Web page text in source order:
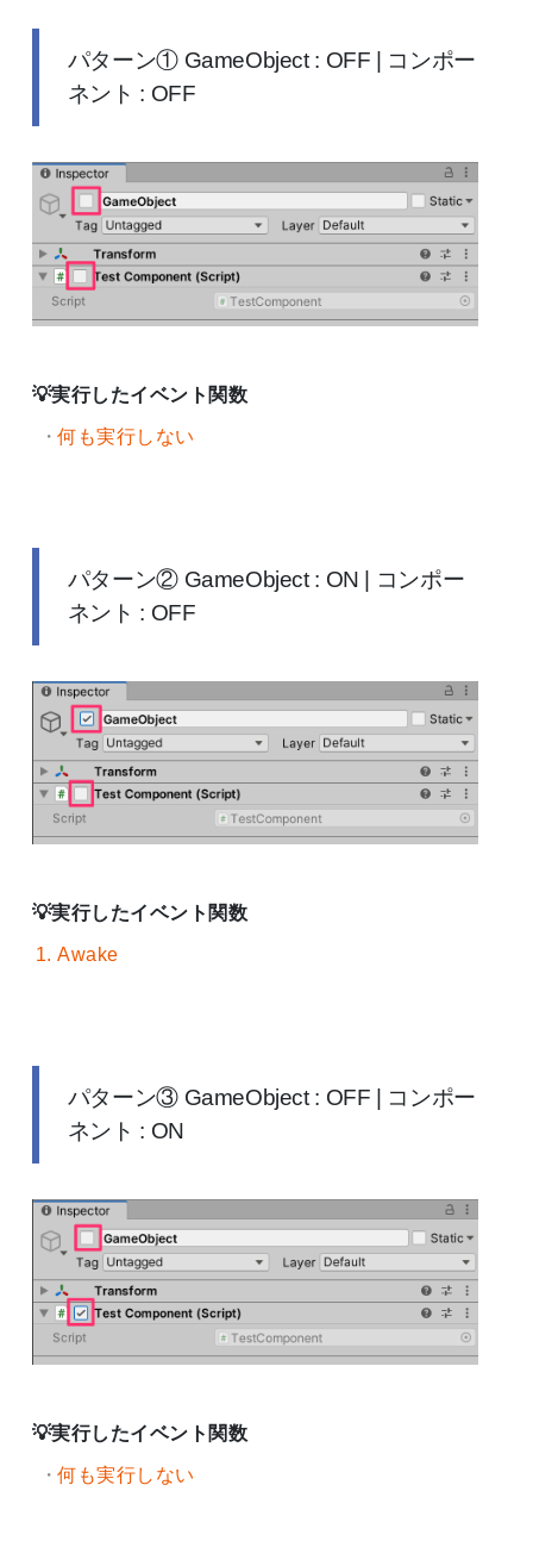
パターン① GameObject : OFF | コンポー
ネント : OFF
実行したイベント関数
何も実行しない
パターン② GameObject : ON | コンポー
ネント : OFF
実行したイベント関数
Awake
パターン③ GameObject : OFF | コンポー
ネント : ON
実行したイベント関数
何も実行しない